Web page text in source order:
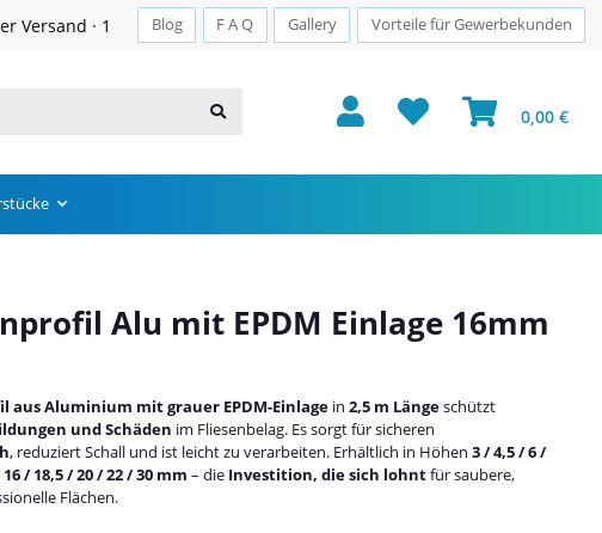
Blog F A Q Gallery Vorteile für Gewerbekunden
Sichere Zahlung · PayPal · Klarna
0,00 €
Alu mit EPDM Einlage 16mm
aus Aluminium mit grauer EPDM-Einlage in 2,5 m Längeschützt
und Schäden im Fliesenbelag. Es sorgt für sicheren
, reduziert Schall und ist leicht zu verarbeiten. Erhältlich in Höhen 3 / 4,5 / 6 /
/ 18,5 / 20 / 22 / 30 mm – die Investition, die sich lohntfür saubere,
Flächen.